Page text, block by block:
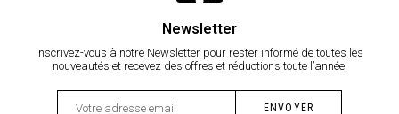
Newsletter
Inscrivez-vous à notre Newsletter pour rester informé de toutes les
nouveautés et recevez des offres et réductions toute l’année.